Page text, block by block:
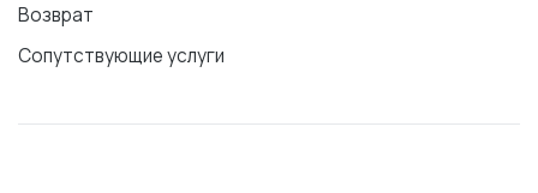
Возврат
Сопутствующие услуги